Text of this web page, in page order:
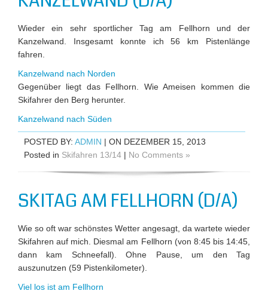
Wieder ein sehr sportlicher Tag am Fellhorn und der
Kanzelwand. Insgesamt konnte ich 56 km Pistenlänge
fahren.
Kanzelwand nach Norden
Gegenüber liegt das Fellhorn. Wie Ameisen kommen die
Skifahrer den Berg herunter.
Kanzelwand nach Süden
POSTED BY: ADMIN | ON DEZEMBER 15, 2013
Posted in Skifahren 13/14 | No Comments »
SKITAG AM FELLHORN (D/A)
Wie so oft war schönstes Wetter angesagt, da wartete wieder
Skifahren auf mich. Diesmal am Fellhorn (von 8:45 bis 14:45,
dann kam Schneefall). Ohne Pause, um den Tag
auszunutzen (59 Pistenkilometer).
Viel los ist am Fellhorn